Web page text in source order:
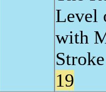
Level
with
19